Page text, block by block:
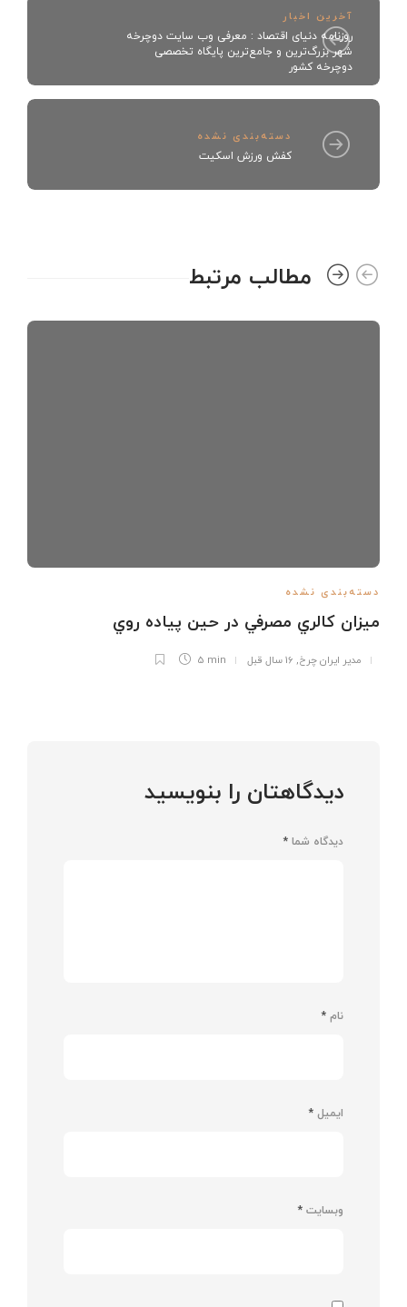
آخرین اخبار
روزنامه دنیای اقتصاد : معرفی وب سایت دوچرخه
شهر بزرگ‌ترین و جامع‌ترین پایگاه تخصصی
دوچرخه‌ کشور
دسته‌بندی نشده
کفش ورزش اسکیت
مطالب مرتبط
دسته‌بندی نشده
ميزان کالري مصرفي در حين پياده روي
مدیر ایران چرخ, 16 سال قبل 5 min
دیدگاهتان را بنویسید
دیدگاه شما *
نام *
ایمیل *
وبسایت *